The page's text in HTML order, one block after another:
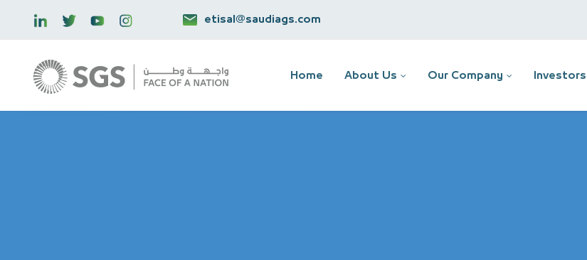
etisal@saudiags.com
Home About Us Our Company Investors